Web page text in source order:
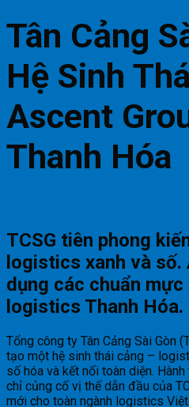
Tân Cảng
Hệ Sinh
Ascent
Thanh Hóa
TCSG tiên phong
logistics xanh và số.
dụng các chuẩn
logistics Thanh Hóa.
Tổng công ty Tân Cảng Sài Gòn
tạo một hệ sinh thái cảng –
số hóa và kết nối toàn diện.
chỉ củng cố vị thế dẫn đầu của
mới cho toàn ngành logistics